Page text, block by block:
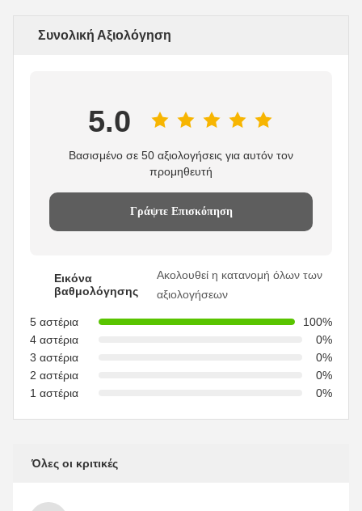
Συνολική Αξιολόγηση
5.0
Βασισμένο σε 50 αξιολογήσεις για αυτόν τον
προμηθευτή
Γράψτε Επισκόπηση
Εικόνα
βαθμολόγησης
Ακολουθεί η κατανομή όλων των
αξιολογήσεων
5 αστέρια
100%
4 αστέρια
0%
3 αστέρια
0%
2 αστέρια
0%
1 αστέρια
0%
Όλες οι κριτικές